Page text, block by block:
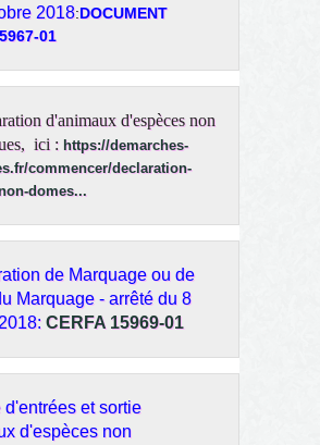
2018:DOCUMENT
01
d'animaux d'espèces non
ici : https://demarches-
commencer/declaration-
domes...
de Marquage ou de
Marquage -arrêté du 8
: CERFA 15969-01
d'entrées et sortie
d'espèces non